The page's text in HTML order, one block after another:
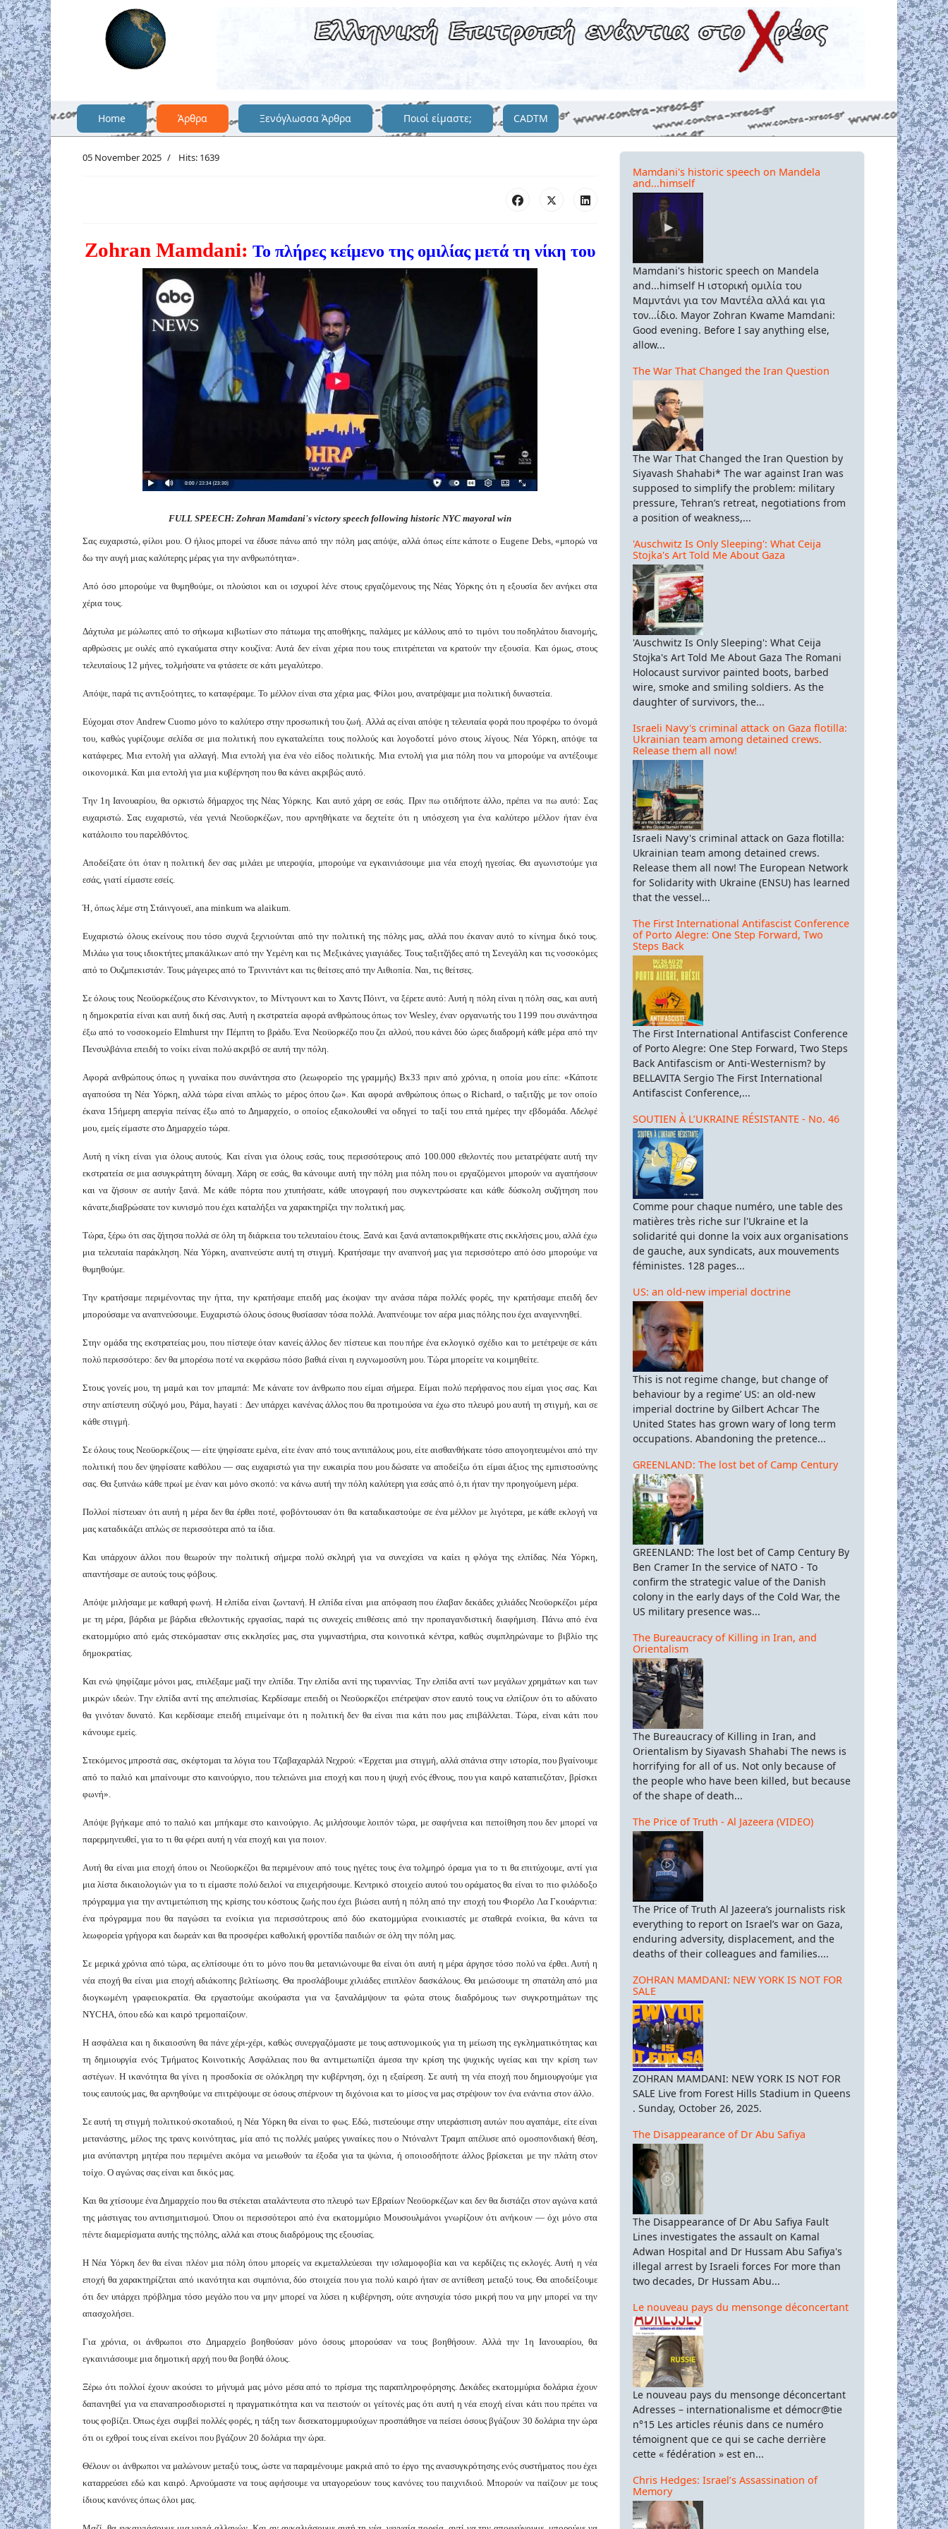
Home Άρθρα Ξενόγλωσσα Άρθρα Ποιοί είμαστε; CADTM
05 November 2025 Hits: 1639
Zohran Mamdani: Το πλήρες κείμενο της ομιλίας μετά τη νίκη του
FULL SPEECH: Zohran Mamdani's victory speech following historic NYC mayoral win
Σας ευχαριστώ, φίλοι μου. Ο ήλιος μπορεί να έδυσε πάνω από την πόλη μας απόψε, αλλά όπως είπε κάποτε ο Eugene Debs, «μπορώ να
δω την αυγή μιας καλύτερης μέρας για την ανθρωπότητα».
Από όσο μπορούμε να θυμηθούμε, οι πλούσιοι και οι ισχυροί λένε στους εργαζόμενους της Νέας Υόρκης ότι η εξουσία δεν ανήκει στα
χέρια τους.
Δάχτυλα με μώλωπες από το σήκωμα κιβωτίων στο πάτωμα της αποθήκης, παλάμες με κάλλους από το τιμόνι του ποδηλάτου διανομής,
αρθρώσεις με ουλές από εγκαύματα στην κουζίνα: Αυτά δεν είναι χέρια που τους επιτρέπεται να κρατούν την εξουσία. Και όμως, στους
τελευταίους 12 μήνες, τολμήσατε να φτάσετε σε κάτι μεγαλύτερο.
Απόψε, παρά τις αντιξοότητες, το καταφέραμε. Το μέλλον είναι στα χέρια μας. Φίλοι μου, ανατρέψαμε μια πολιτική δυναστεία.
Εύχομαι στον Andrew Cuomo μόνο το καλύτερο στην προσωπική του ζωή. Αλλά ας είναι απόψε η τελευταία φορά που προφέρω το όνομά
του, καθώς γυρίζουμε σελίδα σε μια πολιτική που εγκαταλείπει τους πολλούς και λογοδοτεί μόνο στους λίγους. Νέα Υόρκη, απόψε τα
κατάφερες. Μια εντολή για αλλαγή. Μια εντολή για ένα νέο είδος πολιτικής. Μια εντολή για μια πόλη που να μπορούμε να αντέξουμε
οικονομικά. Και μια εντολή για μια κυβέρνηση που θα κάνει ακριβώς αυτό.
Την 1η Ιανουαρίου, θα ορκιστώ δήμαρχος της Νέας Υόρκης. Και αυτό χάρη σε εσάς. Πριν πω οτιδήποτε άλλο, πρέπει να πω αυτό: Σας
ευχαριστώ. Σας ευχαριστώ, νέα γενιά Νεοϋορκέζων, που αρνηθήκατε να δεχτείτε ότι η υπόσχεση για ένα καλύτερο μέλλον ήταν ένα
κατάλοιπο του παρελθόντος.
Αποδείξατε ότι όταν η πολιτική δεν σας μιλάει με υπεροψία, μπορούμε να εγκαινιάσουμε μια νέα εποχή ηγεσίας. Θα αγωνιστούμε για
εσάς, γιατί είμαστε εσείς.
Ή, όπως λέμε στη Στάινγουεϊ, ana minkum wa alaikum.
Ευχαριστώ όλους εκείνους που τόσο συχνά ξεχνιούνται από την πολιτική της πόλης μας, αλλά που έκαναν αυτό το κίνημα δικό τους.
Μιλάω για τους ιδιοκτήτες μπακάλικων από την Υεμένη και τις Μεξικάνες γιαγιάδες. Τους ταξιτζήδες από τη Σενεγάλη και τις νοσοκόμες
από το Ουζμπεκιστάν. Τους μάγειρες από το Τρινιντάντ και τις θείτσες από την Αιθιοπία. Ναι, τις θείτσες.
Σε όλους τους Νεοϋορκέζους στο Κένσινγκτον, το Μίντγουντ και το Χαντς Πόιντ, να ξέρετε αυτό: Αυτή η πόλη είναι η πόλη σας, και αυτή
η δημοκρατία είναι και αυτή δική σας. Αυτή η εκστρατεία αφορά ανθρώπους όπως τον Wesley, έναν οργανωτής του 1199 που συνάντησα
έξω από το νοσοκομείο Elmhurst την Πέμπτη το βράδυ. Ένα Νεοϋορκέζο που ζει αλλού, που κάνει δύο ώρες διαδρομή κάθε μέρα από την
Πενσυλβάνια επειδή το νοίκι είναι πολύ ακριβό σε αυτή την πόλη.
Αφορά ανθρώπους όπως η γυναίκα που συνάντησα στο (λεωφορείο της γραμμής) Bx33 πριν από χρόνια, η οποία μου είπε: «Κάποτε
αγαπούσα τη Νέα Υόρκη, αλλά τώρα είναι απλώς το μέρος όπου ζω». Και αφορά ανθρώπους όπως ο Richard, ο ταξιτζής με τον οποίο
έκανα 15ήμερη απεργία πείνας έξω από το Δημαρχείο, ο οποίος εξακολουθεί να οδηγεί το ταξί του επτά ημέρες την εβδομάδα. Αδελφέ
μου, εμείς είμαστε στο Δημαρχείο τώρα.
Αυτή η νίκη είναι για όλους αυτούς. Και είναι για όλους εσάς, τους περισσότερους από 100.000 εθελοντές που μετατρέψατε αυτή την
εκστρατεία σε μια ασυγκράτητη δύναμη. Χάρη σε εσάς, θα κάνουμε αυτή την πόλη μια πόλη που οι εργαζόμενοι μπορούν να αγαπήσουν
και να ζήσουν σε αυτήν ξανά. Με κάθε πόρτα που χτυπήσατε, κάθε υπογραφή που συγκεντρώσατε και κάθε δύσκολη συζήτηση που
κάνατε,διαβρώσατε τον κυνισμό που έχει καταλήξει να χαρακτηρίζει την πολιτική μας.
Τώρα, ξέρω ότι σας ζήτησα πολλά σε όλη τη διάρκεια του τελευταίου έτους. Ξανά και ξανά ανταποκριθήκατε στις εκκλήσεις μου, αλλά έχω
μια τελευταία παράκληση. Νέα Υόρκη, αναπνεύστε αυτή τη στιγμή. Κρατήσαμε την αναπνοή μας για περισσότερο από όσο μπορούμε να
θυμηθούμε.
Την κρατήσαμε περιμένοντας την ήττα, την κρατήσαμε επειδή μας έκοψαν την ανάσα πάρα πολλές φορές, την κρατήσαμε επειδή δεν
μπορούσαμε να αναπνεύσουμε. Ευχαριστώ όλους όσους θυσίασαν τόσα πολλά. Αναπνέουμε τον αέρα μιας πόλης που έχει αναγεννηθεί.
Στην ομάδα της εκστρατείας μου, που πίστεψε όταν κανείς άλλος δεν πίστευε και που πήρε ένα εκλογικό σχέδιο και το μετέτρεψε σε κάτι
πολύ περισσότερο: δεν θα μπορέσω ποτέ να εκφράσω πόσο βαθιά είναι η ευγνωμοσύνη μου. Τώρα μπορείτε να κοιμηθείτε.
Στους γονείς μου, τη μαμά και τον μπαμπά: Με κάνατε τον άνθρωπο που είμαι σήμερα. Είμαι πολύ περήφανος που είμαι γιος σας. Και
στην απίστευτη σύζυγό μου, Ράμα, hayati : Δεν υπάρχει κανένας άλλος που θα προτιμούσα να έχω στο πλευρό μου αυτή τη στιγμή, και σε
κάθε στιγμή.
Σε όλους τους Νεοϋορκέζους — είτε ψηφίσατε εμένα, είτε έναν από τους αντιπάλους μου, είτε αισθανθήκατε τόσο απογοητευμένοι από την
πολιτική που δεν ψηφίσατε καθόλου — σας ευχαριστώ για την ευκαιρία που μου δώσατε να αποδείξω ότι είμαι άξιος της εμπιστοσύνης
σας. Θα ξυπνάω κάθε πρωί με έναν και μόνο σκοπό: να κάνω αυτή την πόλη καλύτερη για εσάς από ό,τι ήταν την προηγούμενη μέρα.
Πολλοί πίστευαν ότι αυτή η μέρα δεν θα έρθει ποτέ, φοβόντουσαν ότι θα καταδικαστούμε σε ένα μέλλον με λιγότερα, με κάθε εκλογή να
μας καταδικάζει απλώς σε περισσότερα από τα ίδια.
Και υπάρχουν άλλοι που θεωρούν την πολιτική σήμερα πολύ σκληρή για να συνεχίσει να καίει η φλόγα της ελπίδας. Νέα Υόρκη,
απαντήσαμε σε αυτούς τους φόβους.
Απόψε μιλήσαμε με καθαρή φωνή. Η ελπίδα είναι ζωντανή. Η ελπίδα είναι μια απόφαση που έλαβαν δεκάδες χιλιάδες Νεοϋορκέζοι μέρα
με τη μέρα, βάρδια με βάρδια εθελοντικής εργασίας, παρά τις συνεχείς επιθέσεις από την προπαγανδιστική διαφήμιση. Πάνω από ένα
εκατομμύριο από εμάς στεκόμασταν στις εκκλησίες μας, στα γυμναστήρια, στα κοινοτικά κέντρα, καθώς συμπληρώναμε το βιβλίο της
δημοκρατίας.
Και ενώ ψηφίζαμε μόνοι μας, επιλέξαμε μαζί την ελπίδα. Την ελπίδα αντί της τυραννίας. Την ελπίδα αντί των μεγάλων χρημάτων και των
μικρών ιδεών. Την ελπίδα αντί της απελπισίας. Κερδίσαμε επειδή οι Νεοϋορκέζοι επέτρεψαν στον εαυτό τους να ελπίζουν ότι το αδύνατο
θα γινόταν δυνατό. Και κερδίσαμε επειδή επιμείναμε ότι η πολιτική δεν θα είναι πια κάτι που μας επιβάλλεται. Τώρα, είναι κάτι που
κάνουμε εμείς.
Στεκόμενος μπροστά σας, σκέφτομαι τα λόγια του Τζαβαχαρλάλ Νεχρού: «Έρχεται μια στιγμή, αλλά σπάνια στην ιστορία, που βγαίνουμε
από το παλιό και μπαίνουμε στο καινούργιο, που τελειώνει μια εποχή και που η ψυχή ενός έθνους, που για καιρό καταπιεζόταν, βρίσκει
φωνή».
Απόψε βγήκαμε από το παλιό και μπήκαμε στο καινούργιο. Ας μιλήσουμε λοιπόν τώρα, με σαφήνεια και πεποίθηση που δεν μπορεί να
παρερμηνευθεί, για το τι θα φέρει αυτή η νέα εποχή και για ποιον.
Αυτή θα είναι μια εποχή όπου οι Νεοϋορκέζοι θα περιμένουν από τους ηγέτες τους ένα τολμηρό όραμα για το τι θα επιτύχουμε, αντί για
μια λίστα δικαιολογιών για το τι είμαστε πολύ δειλοί να επιχειρήσουμε. Κεντρικό στοιχείο αυτού του οράματος θα είναι το πιο φιλόδοξο
πρόγραμμα για την αντιμετώπιση της κρίσης του κόστους ζωής που έχει βιώσει αυτή η πόλη από την εποχή του Φιορέλο Λα Γκουάρντια:
ένα πρόγραμμα που θα παγώσει τα ενοίκια για περισσότερους από δύο εκατομμύρια ενοικιαστές με σταθερά ενοίκια, θα κάνει τα
λεωφορεία γρήγορα και δωρεάν και θα προσφέρει καθολική φροντίδα παιδιών σε όλη την πόλη μας.
Σε μερικά χρόνια από τώρα, ας ελπίσουμε ότι το μόνο που θα μετανιώνουμε θα είναι ότι αυτή η μέρα άργησε τόσο πολύ να έρθει. Αυτή η
νέα εποχή θα είναι μια εποχή αδιάκοπης βελτίωσης. Θα προσλάβουμε χιλιάδες επιπλέον δασκάλους. Θα μειώσουμε τη σπατάλη από μια
διογκωμένη γραφειοκρατία. Θα εργαστούμε ακούραστα για να ξαναλάμψουν τα φώτα στους διαδρόμους των συγκροτημάτων της
NYCHA, όπου εδώ και καιρό τρεμοπαίζουν.
Η ασφάλεια και η δικαιοσύνη θα πάνε χέρι-χέρι, καθώς συνεργαζόμαστε με τους αστυνομικούς για τη μείωση της εγκληματικότητας και
τη δημιουργία ενός Τμήματος Κοινοτικής Ασφάλειας που θα αντιμετωπίζει άμεσα την κρίση της ψυχικής υγείας και την κρίση των
αστέγων. Η ικανότητα θα γίνει η προσδοκία σε ολόκληρη την κυβέρνηση, όχι η εξαίρεση. Σε αυτή τη νέα εποχή που δημιουργούμε για
τους εαυτούς μας, θα αρνηθούμε να επιτρέψουμε σε όσους σπέρνουν τη διχόνοια και το μίσος να μας στρέψουν τον ένα ενάντια στον άλλο.
Σε αυτή τη στιγμή πολιτικού σκοταδιού, η Νέα Υόρκη θα είναι το φως. Εδώ, πιστεύουμε στην υπεράσπιση αυτών που αγαπάμε, είτε είναι
μετανάστης, μέλος της τρανς κοινότητας, μία από τις πολλές μαύρες γυναίκες που ο Ντόναλντ Τραμπ απέλυσε από ομοσπονδιακή θέση,
μια ανύπαντρη μητέρα που περιμένει ακόμα να μειωθούν τα έξοδα για τα ψώνια, ή οποιοσδήποτε άλλος βρίσκεται με την πλάτη στον
τοίχο. Ο αγώνας σας είναι και δικός μας.
Και θα χτίσουμε ένα Δημαρχείο που θα στέκεται αταλάντευτα στο πλευρό των Εβραίων Νεοϋορκέζων και δεν θα διστάζει στον αγώνα κατά
της μάστιγας του αντισημιτισμού. Όπου οι περισσότεροι από ένα εκατομμύριο Μουσουλμάνοι γνωρίζουν ότι ανήκουν — όχι μόνο στα
πέντε διαμερίσματα αυτής της πόλης, αλλά και στους διαδρόμους της εξουσίας.
Η Νέα Υόρκη δεν θα είναι πλέον μια πόλη όπου μπορείς να εκμεταλλεύεσαι την ισλαμοφοβία και να κερδίζεις τις εκλογές. Αυτή η νέα
εποχή θα χαρακτηρίζεται από ικανότητα και συμπόνια, δύο στοιχεία που για πολύ καιρό ήταν σε αντίθεση μεταξύ τους. Θα αποδείξουμε
ότι δεν υπάρχει πρόβλημα τόσο μεγάλο που να μην μπορεί να λύσει η κυβέρνηση, ούτε ανησυχία τόσο μικρή που να μην μπορεί να την
απασχολήσει.
Για χρόνια, οι άνθρωποι στο Δημαρχείο βοηθούσαν μόνο όσους μπορούσαν να τους βοηθήσουν. Αλλά την 1η Ιανουαρίου, θα
εγκαινιάσουμε μια δημοτική αρχή που θα βοηθά όλους.
Ξέρω ότι πολλοί έχουν ακούσει το μήνυμά μας μόνο μέσα από το πρίσμα της παραπληροφόρησης. Δεκάδες εκατομμύρια δολάρια έχουν
δαπανηθεί για να επαναπροσδιοριστεί η πραγματικότητα και να πειστούν οι γείτονές μας ότι αυτή η νέα εποχή είναι κάτι που πρέπει να
τους φοβίζει. Όπως έχει συμβεί πολλές φορές, η τάξη των δισεκατομμυριούχων προσπάθησε να πείσει όσους βγάζουν 30 δολάρια την ώρα
ότι οι εχθροί τους είναι εκείνοι που βγάζουν 20 δολάρια την ώρα.
Θέλουν οι άνθρωποι να μαλώνουν μεταξύ τους, ώστε να παραμένουμε μακριά από το έργο της ανασυγκρότησης ενός συστήματος που έχει
καταρρεύσει εδώ και καιρό. Αρνούμαστε να τους αφήσουμε να υπαγορεύουν τους κανόνες του παιχνιδιού. Μπορούν να παίζουν με τους
ίδιους κανόνες όπως όλοι μας.
Mamdani's historic speech on Mandela
and...himself
Mamdani's historic speech on Mandela
and...himself Η ιστορική ομιλία του
Μαμντάνι για τον Μαντέλα αλλά και για
τον...ίδιο. Mayor Zohran Kwame Mamdani:
Good evening. Before I say anything else,
allow...
The War That Changed the Iran Question
The War That Changed the Iran Question by
Siyavash Shahabi* The war against Iran was
supposed to simplify the problem: military
pressure, Tehran’s retreat, negotiations from
a position of weakness,...
'Auschwitz Is Only Sleeping': What Ceija
Stojka's Art Told Me About Gaza
'Auschwitz Is Only Sleeping': What Ceija
Stojka's Art Told Me About Gaza The Romani
Holocaust survivor painted boots, barbed
wire, smoke and smiling soldiers. As the
daughter of survivors, the...
Israeli Navy's criminal attack on Gaza flotilla:
Ukrainian team among detained crews.
Release them all now!
Israeli Navy's criminal attack on Gaza flotilla:
Ukrainian team among detained crews.
Release them all now! The European Network
for Solidarity with Ukraine (ENSU) has learned
that the vessel...
The First International Antifascist Conference
of Porto Alegre: One Step Forward, Two
Steps Back
The First International Antifascist Conference
of Porto Alegre: One Step Forward, Two Steps
Back Antifascism or Anti-Westernism? by
BELLAVITA Sergio The First International
Antifascist Conference,...
SOUTIEN À L’UKRAINE RÉSISTANTE - No. 46
Comme pour chaque numéro, une table des
matières très riche sur l'Ukraine et la
solidarité qui donne la voix aux organisations
de gauche, aux syndicats, aux mouvements
féministes. 128 pages...
US: an old-new imperial doctrine
This is not regime change, but change of
behaviour by a regime’ US: an old-new
imperial doctrine by Gilbert Achcar The
United States has grown wary of long term
occupations. Abandoning the pretence...
GREENLAND: The lost bet of Camp Century
GREENLAND: The lost bet of Camp Century By
Ben Cramer In the service of NATO - To
confirm the strategic value of the Danish
colony in the early days of the Cold War, the
US military presence was...
The Bureaucracy of Killing in Iran, and
Orientalism
The Bureaucracy of Killing in Iran, and
Orientalism by Siyavash Shahabi The news is
horrifying for all of us. Not only because of
the people who have been killed, but because
of the shape of death...
The Price of Truth - Al Jazeera (VIDEO)
The Price of Truth Al Jazeera’s journalists risk
everything to report on Israel’s war on Gaza,
enduring adversity, displacement, and the
deaths of their colleagues and families....
ZOHRAN MAMDANI: NEW YORK IS NOT FOR
SALE
ZOHRAN MAMDANI: NEW YORK IS NOT FOR
SALE Live from Forest Hills Stadium in Queens
. Sunday, October 26, 2025.
The Disappearance of Dr Abu Safiya
The Disappearance of Dr Abu Safiya Fault
Lines investigates the assault on Kamal
Adwan Hospital and Dr Hussam Abu Safiya's
illegal arrest by Israeli forces For more than
two decades, Dr Hussam Abu...
Le nouveau pays du mensonge déconcertant
Le nouveau pays du mensonge déconcertant
Adresses – internationalisme et démocr@tie
n°15 Les articles réunis dans ce numéro
témoignent que ce qui se cache derrière
cette « fédération » est en...
Chris Hedges: Israel’s Assassination of
Memory